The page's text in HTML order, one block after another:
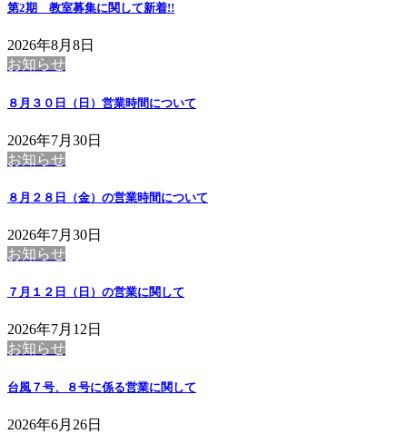
第2期 教室募集に関して新着!!
2026年8月8日
お知らせ
８月３０日（日）営業時間について
2026年7月30日
お知らせ
８月２８日（金）の営業時間について
2026年7月30日
お知らせ
７月１２日（日）の営業に関して
2026年7月12日
お知らせ
台風７号、８号に係る営業に関して
2026年6月26日